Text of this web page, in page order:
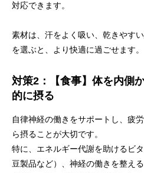
対応できます。
素材は、汗をよく吸い、乾きやす
を選ぶと、より快適に過ごせます。
対策2：【食事】体を内側
的に摂る
自律神経の働きをサポートし、疲
ら摂ることが大切です。
特に、エネルギー代謝を助けるビ
豆製品など）、神経の働きを整え